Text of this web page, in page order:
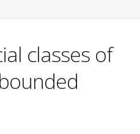
classes of